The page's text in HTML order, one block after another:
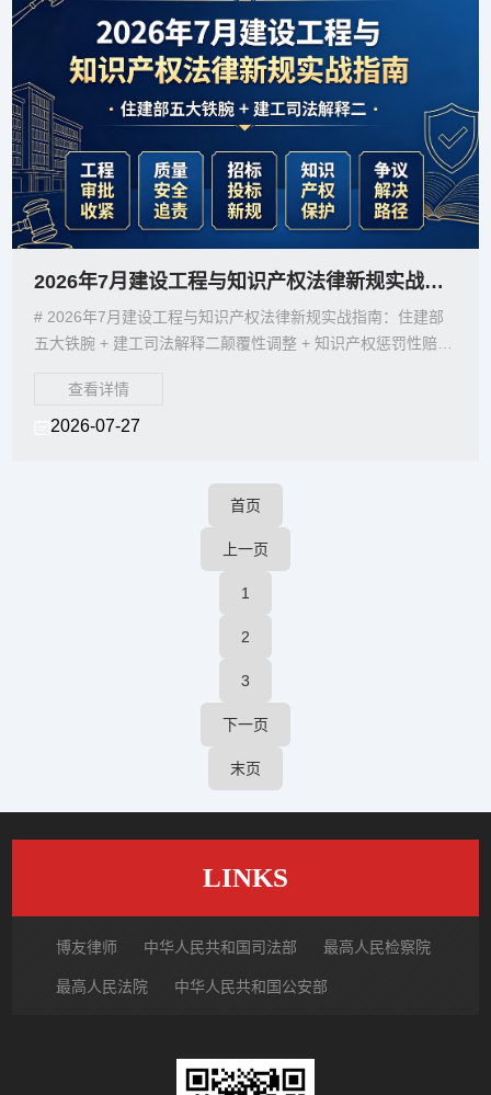
2026年7月建设工程与知识产权法律新规实战指南：住建部五大铁腕+建工司法解释二
# 2026年7月建设工程与知识产权法律新规实战指南：住建部
五大铁腕 + 建工司法解释二颠覆性调整 + 知识产权惩罚性赔偿
查看详情
2026-07-27
首页
上一页
1
2
3
下一页
末页
LINKS
博友律师 中华人民共和国司法部 最高人民检察院
最高人民法院 中华人民共和国公安部
北京市朝阳区律师协会 中国裁判文书网